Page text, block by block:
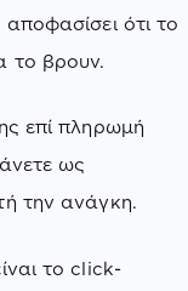
ότι το
το βρουν.
επί πληρωμή
ως
την ανάγκη.
το click-